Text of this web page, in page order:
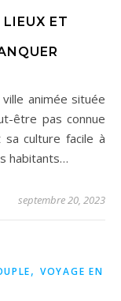
ET
être pas connue
culture facile à
habitants…
septembre 20, 2023
,VOYAGE EN